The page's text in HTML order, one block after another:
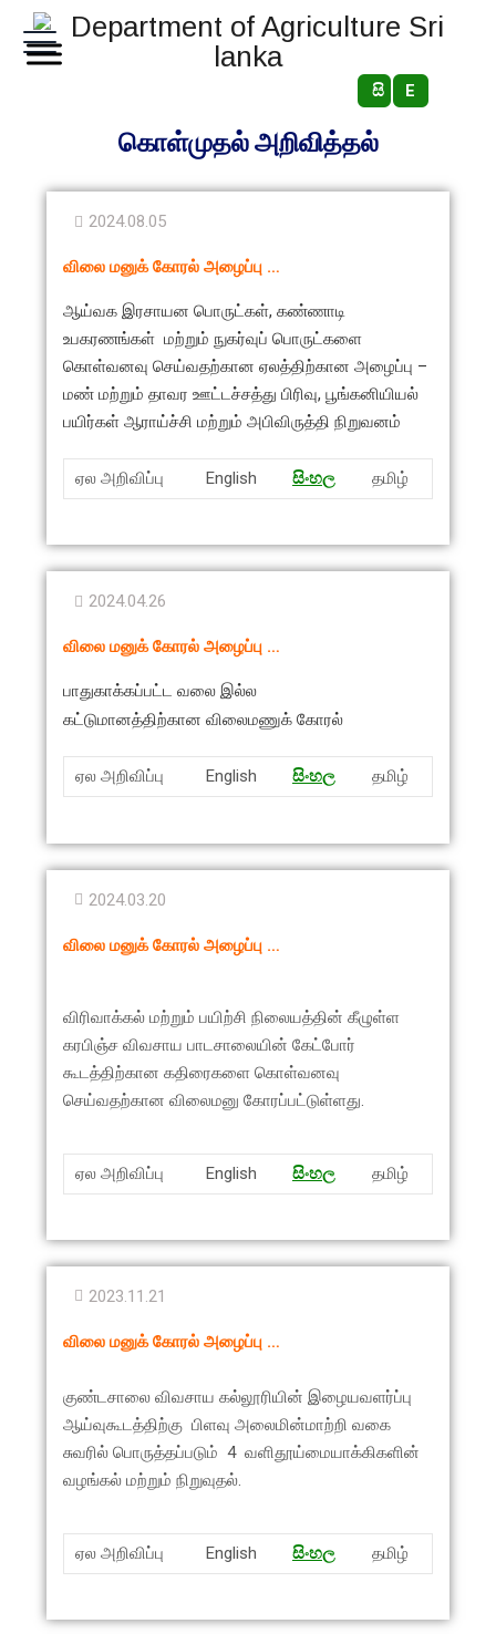
සි E
கொள்முதல் அறிவித்தல்
2024.08.05
விலை மனுக் கோரல் அழைப்பு …
ஆய்வக இரசாயன பொருட்கள், கண்ணாடி
உபகரணங்கள் மற்றும் நுகர்வுப் பொருட்களை
கொள்வனவு செய்வதற்கான ஏலத்திற்கான அழைப்பு –
மண் மற்றும் தாவர ஊட்டச்சத்து பிரிவு, பூங்கனியியல்
பயிர்கள் ஆராய்ச்சி மற்றும் அபிவிருத்தி நிறுவனம்
ஏல அறிவிப்பு English සිංහල தமிழ்
2024.04.26
விலை மனுக் கோரல் அழைப்பு …
பாதுகாக்கப்பட்ட வலை இல்ல
கட்டுமானத்திற்கான விலைமணுக் கோரல்
ஏல அறிவிப்பு English සිංහල தமிழ்
2024.03.20
விலை மனுக் கோரல் அழைப்பு …
விரிவாக்கல் மற்றும் பயிற்சி நிலையத்தின் கீழுள்ள
கரபிஞ்ச விவசாய பாடசாலையின் கேட்போர்
கூடத்திற்கான கதிரைகளை கொள்வனவு
செய்வதற்கான விலைமனு கோரப்பட்டுள்ளது.
ஏல அறிவிப்பு English සිංහල தமிழ்
2023.11.21
விலை மனுக் கோரல் அழைப்பு …
குண்டசாலை விவசாய கல்லூரியின் இழையவளர்ப்பு
ஆய்வுகூடத்திற்கு பிளவு அலைமின்மாற்றி வகை
சுவரில் பொருத்தப்படும் 4 வளிதூய்மையாக்கிகளின்
வழங்கல் மற்றும் நிறுவுதல்.
ஏல அறிவிப்பு English සිංහල தமிழ்